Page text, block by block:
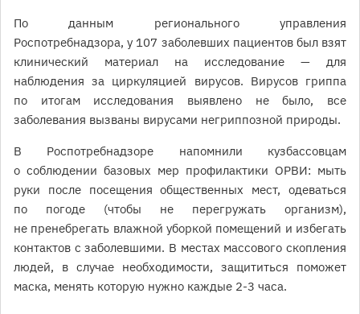
По данным регионального управления
Роспотребнадзора, у 107 заболевших пациентов был взят
клинический материал на исследование — для
наблюдения за циркуляцией вирусов. Вирусов гриппа
по итогам исследования выявлено не было, все
заболевания вызваны вирусами негриппозной природы.
В Роспотребнадзоре напомнили кузбассовцам
о соблюдении базовых мер профилактики ОРВИ: мыть
руки после посещения общественных мест, одеваться
по погоде (чтобы не перегружать организм),
не пренебрегать влажной уборкой помещений и избегать
контактов с заболевшими. В местах массового скопления
людей, в случае необходимости, защититься поможет
маска, менять которую нужно каждые 2-3 часа.